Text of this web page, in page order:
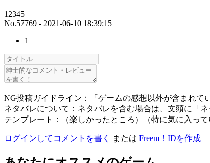
12345
No.57769 - 2021-06-10 18:39:15
1
NG投稿ガイドライン：「ゲームの感想以外が含まれて
ネタバレについて：ネタバレを含む場合は、文頭に「
テンプレート：（楽しかったところ）（特に気に入っ
ログインしてコメントを書く または Freem！IDを作成